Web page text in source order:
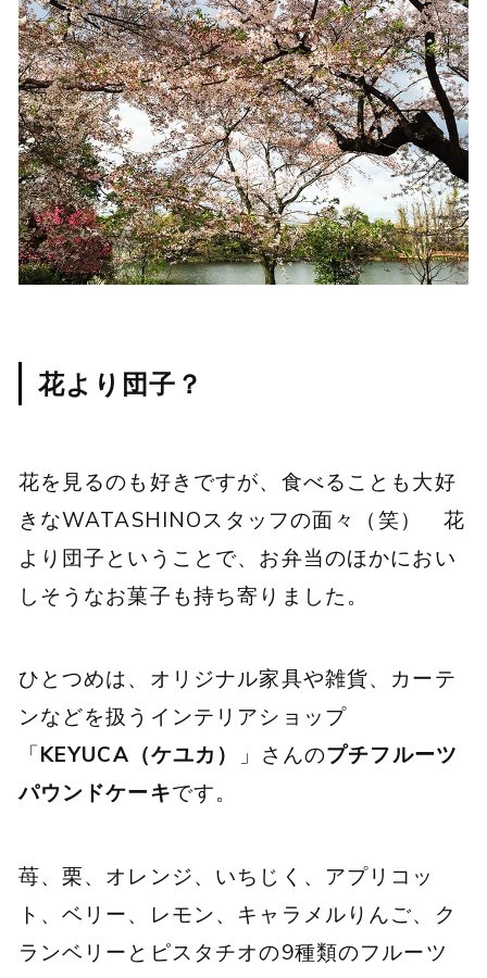
花より団子？
花を見るのも好きですが、食べることも大好
きなWATASHINOスタッフの面々（笑） 花
より団子ということで、お弁当のほかにおい
しそうなお菓子も持ち寄りました。
ひとつめは、オリジナル家具や雑貨、カーテ
ンなどを扱うインテリアショップ
「KEYUCA（ケユカ） 」さんのプチフルーツ
パウンドケーキです。
苺、栗、オレンジ、いちじく、アプリコッ
ト、ベリー、レモン、キャラメルりんご、ク
ランベリーとピスタチオの9種類のフルーツ